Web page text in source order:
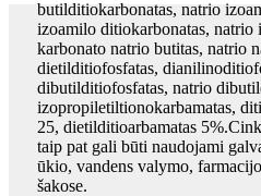
butilditiokarbonatas, natrio
izoamilo ditiokarbonatas, natrio
karbonato natrio butitas, natrio
dietilditiofosfatas,
dibutilditiofosfatas, natrio
izopropiletiltionokarbamatas,
25, dietilditioarbamatas
taip pat gali būti naudojami
ūkio, vandens valymo,
šakose.